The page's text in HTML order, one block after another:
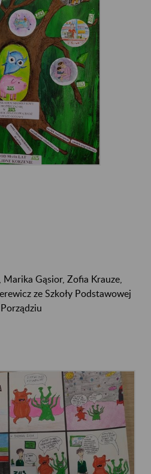
Marika Gąsior, Zofia Krauze,
ze Szkoły Podstawowej